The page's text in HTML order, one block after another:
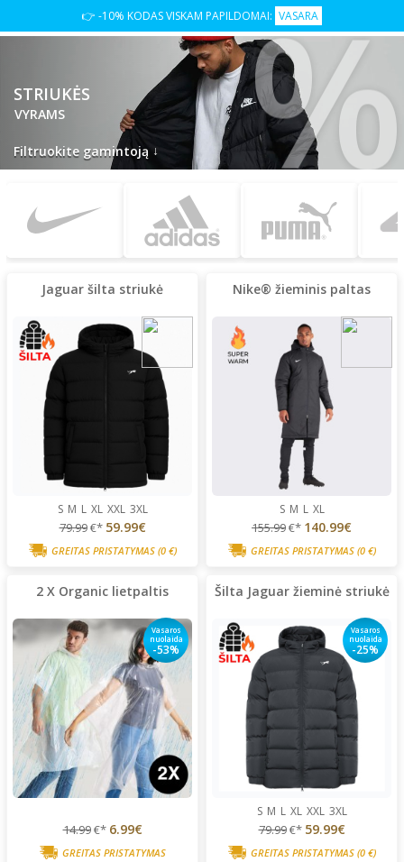
👉 -10% KODAS VISKAM PAPILDOMAI: VASARA
Filtruokite gamintoją ↓
STRIUKĖS
VYRAMS
Jaguar šilta striukė
S M L XL XXL 3XL
79.99€* 59.99€
GREITAS PRISTATYMAS (0 €)
Nike® žieminis paltas
S M L XL
155.99€* 140.99€
GREITAS PRISTATYMAS (0 €)
2 X Organic lietpaltis
Vasaros
nuolaida
-53%
14.99€* 6.99€
GREITAS PRISTATYMAS
Šilta Jaguar žieminė striukė
Vasaros
nuolaida
-25%
S M L XL XXL 3XL
79.99€* 59.99€
GREITAS PRISTATYMAS (0 €)